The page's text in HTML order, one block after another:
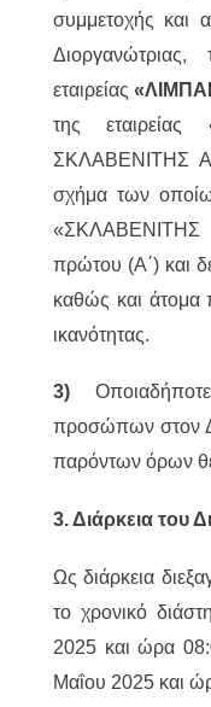
συμμετοχής και
Διοργανώτριας,
εταιρείας
της
ΣΚΛΑΒΕΝΙΤΗΣ
σχήμα των
«ΣΚΛΑΒΕΝΙΤΗΣ
πρώτου (Α΄) και
καθώς και άτομα
ικανότητας.
3)
προσώπων στον
παρόντων όρων
3. Διάρκεια του
Ως διάρκεια
το χρονικό
2025 και ώρα
Μαΐου 2025 και